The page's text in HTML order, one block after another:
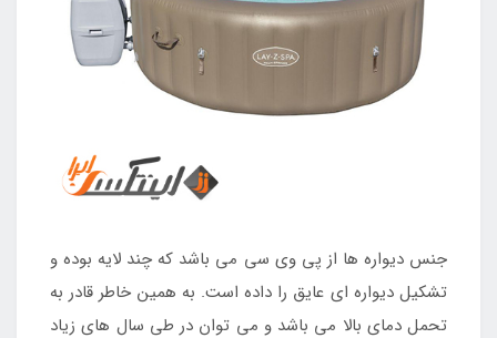
جنس دیواره ها از پی وی سی می باشد که چند لایه بوده و
تشکیل دیواره ای عایق را داده است. به همین خاطر قادر به
تحمل دمای بالا می باشد و می توان در طی سال های زیاد